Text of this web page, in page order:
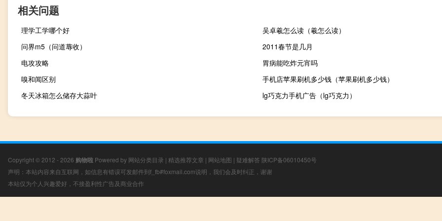
相关问题
理学工学哪个好
吴卓羲怎么读（羲怎么读）
问界m5（问道蓐收）
2011春节是几月
电攻攻略
胃病能吃炸元宵吗
嗅和闻区别
手机店苹果刷机多少钱（苹果刷机多少钱）
冬天冰箱怎么储存大蒜叶
lg巧克力手机广告（lg巧克力）
Copyright © 2012 - 2026 购物啦 Powered by 网站分类目录 | 精选推荐文章 | 网站地图 | 疑难解答 陕ICP备06010450号
声明：本站内容来自互联网，如信息有错误可发邮件到f_fb#foxmail.com说明，我们会及时纠正，谢谢
本站仅为个人兴趣爱好，不接盈利性广告及商业合作